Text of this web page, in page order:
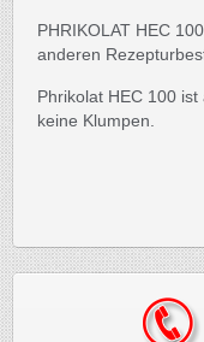
PHRIKOLAT HEC
anderen
Phrikolat HEC 100
keine Klumpen.